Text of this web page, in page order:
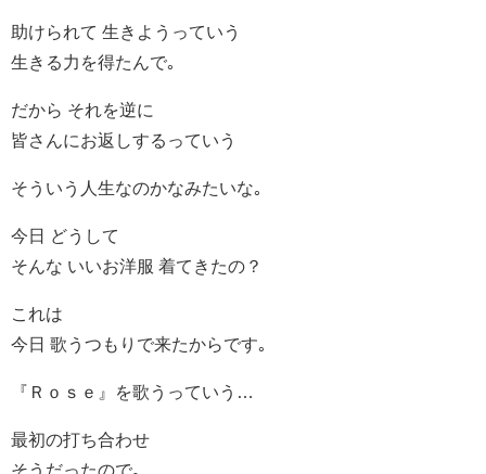
助けられて 生きようっていう
生きる力を得たんで｡
だから それを逆に
皆さんにお返しするっていう
そういう人生なのかなみたいな｡
今日 どうして
そんな いいお洋服 着てきたの？
これは
今日 歌うつもりで来たからです｡
『Ｒｏｓｅ』を歌うっていう…
最初の打ち合わせ
そうだったので｡